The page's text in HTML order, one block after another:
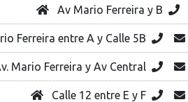
Av Mario Ferreira y B
Ferreira entre A y Calle 5B
Mario Ferreira y Av Central
Calle 12 entre E y F